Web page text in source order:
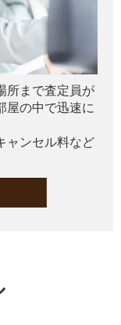
所まで査定員が
屋の中で迅速に
ャンセル料など